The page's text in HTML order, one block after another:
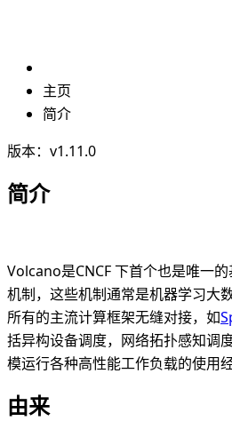
主页
简介
版本：v1.11.0
简介
Volcano是CNCF 下首个也是唯一
机制，这些机制通常是机器学习大
所有的主流计算框架无缝对接，如
括异构设备调度，网络拓扑感知调
模运行各种高性能工作负载的使用
由来